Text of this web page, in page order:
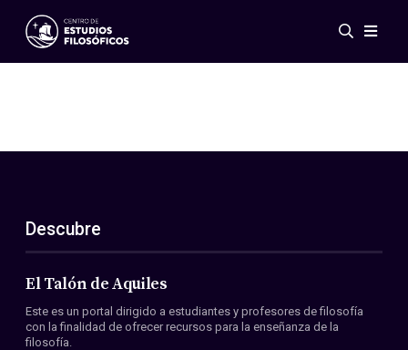
Eventos
ES
EN
Acerca de nosotros
Miembros
Convenios
Descubre
El Talón de Aquiles
Este es un portal dirigido a estudiantes y profesores de filosofía
con la finalidad de ofrecer recursos para la enseñanza de la
filosofía.